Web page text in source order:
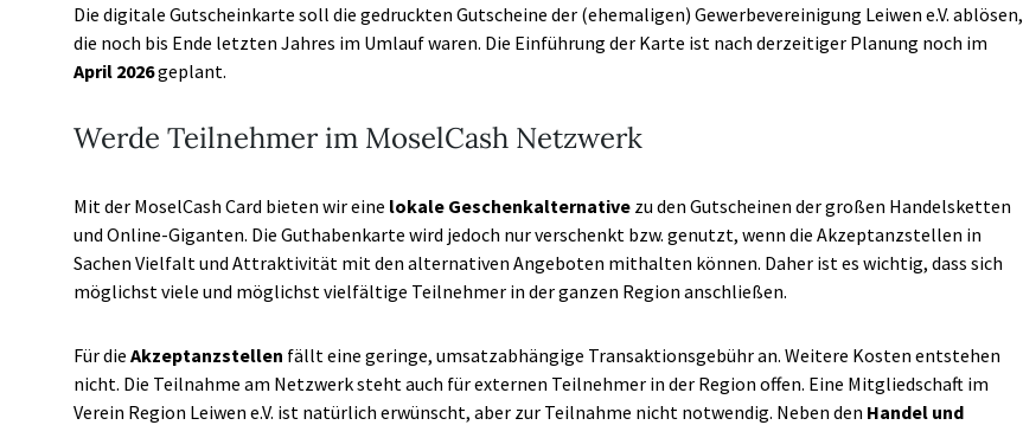
Die digitale Gutscheinkarte soll die gedruckten Gutscheine der (ehemaligen) Gewerbevereinigung Leiwen e.V. ablösen,
die noch bis Ende letzten Jahres im Umlauf waren. Die Einführung der Karte ist nach derzeitiger Planung noch im
April 2026geplant.
Werde Teilnehmer im MoselCash Netzwerk
Mit der MoselCash Card bieten wir eine lokale Geschenkalternative zu den Gutscheinen der großen Handelsketten
und Online-Giganten. Die Guthabenkarte wird jedoch nur verschenkt bzw. genutzt, wenn die Akzeptanzstellen in
Sachen Vielfalt und Attraktivität mit den alternativen Angeboten mithalten können. Daher ist es wichtig, dass sich
möglichst viele und möglichst vielfältige Teilnehmer in der ganzen Region anschließen.
Für die Akzeptanzstellen fällt eine geringe, umsatzabhängige Transaktionsgebühr an. Weitere Kosten entstehen
nicht. Die Teilnahme am Netzwerk steht auch für externen Teilnehmer in der Region offen. Eine Mitgliedschaft im
Verein Region Leiwen e.V. ist natürlich erwünscht, aber zur Teilnahme nicht notwendig. Neben den Handel und